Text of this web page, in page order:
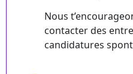
Nous
contacter des
candidatures